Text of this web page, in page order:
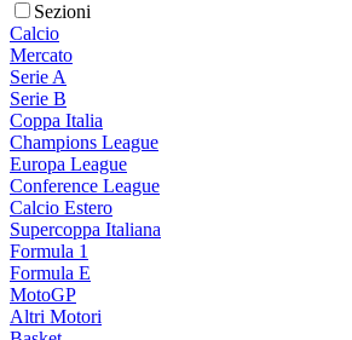
Sezioni
Calcio
Mercato
Serie A
Serie B
Coppa Italia
Champions League
Europa League
Conference League
Calcio Estero
Supercoppa Italiana
Formula 1
Formula E
MotoGP
Altri Motori